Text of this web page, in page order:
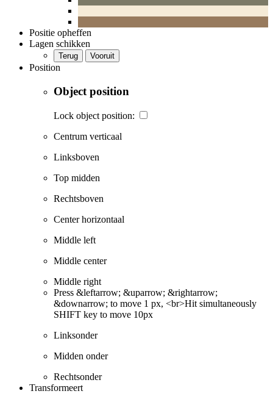
Positie opheffen
Lagen schikken
Terug Vooruit
Position
Object position
Lock object position:
Centrum verticaal
Linksboven
Top midden
Rechtsboven
Center horizontaal
Middle left
Middle center
Middle right
Press &leftarrow; &uparrow; &rightarrow;
&downarrow; to move 1 px, <br>Hit simultaneously
SHIFT key to move 10px
Linksonder
Midden onder
Rechtsonder
Transformeert